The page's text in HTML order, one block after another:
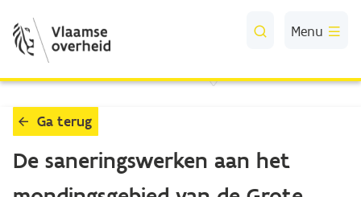
Skip to Main Content
Menu
Ga terug
De saneringswerken aan het